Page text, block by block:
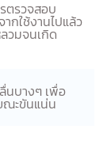
ตรวจสอบ
กใช้งานไปแล้ว
วมจนเกิด
นบางๆ เพื่อ
ณะขันแน่น